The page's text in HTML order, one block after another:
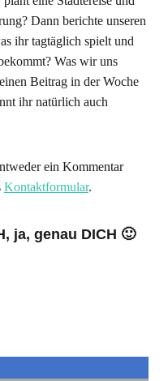
Dann berichte unseren
ihr tagtäglich spielt und
Was wir uns
Beitrag in der Woche
ihr natürlich auch
ein Kommentar
Kontaktformular.
ja, genau DICH 🙂